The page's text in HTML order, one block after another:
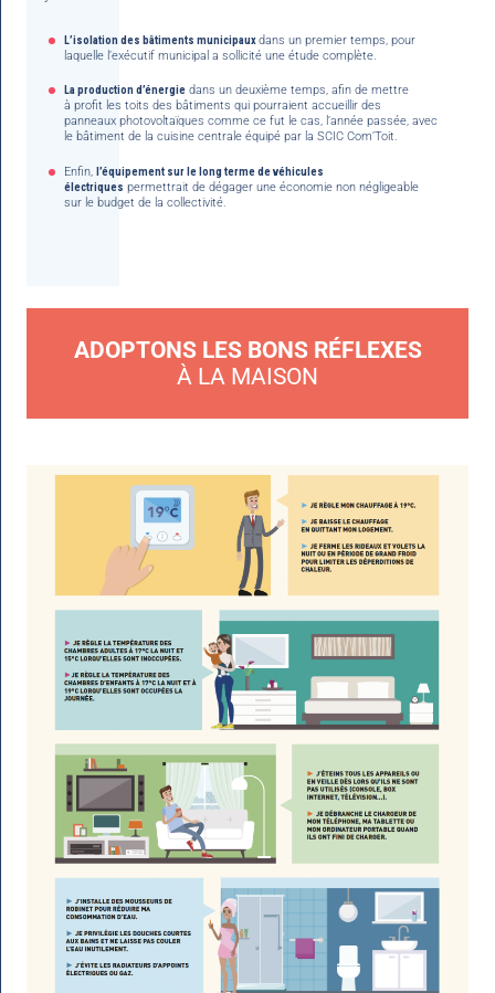
L’isolation des bâtiments municipauxdans un premier temps, pour
laquelle l’exécutif municipal a sollicité une étude complète.
La production d’énergie dans un deuxième temps, afin de mettre
à profit les toits des bâtiments qui pourraient accueillir des
panneaux photovoltaïques comme ce fut le cas, l’année passée, avec
le bâtiment de la cuisine centrale équipé par la SCIC Com’Toit.
Enfin,l’équipement sur le long terme de véhicules
électriques permettrait de dégager une économie non négligeable
sur le budget de la collectivité.
ADOPTONS LES BONS RÉFLEXES
À LA MAISON